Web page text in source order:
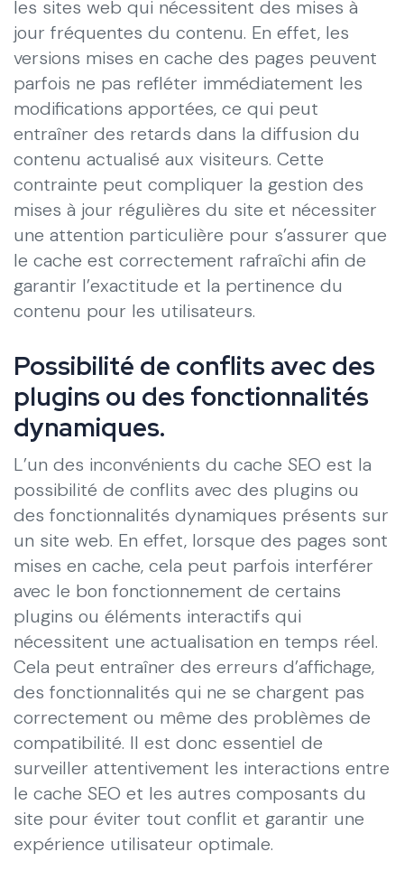
les sites web qui nécessitent des mises à
jour fréquentes du contenu. En effet, les
versions mises en cache des pages peuvent
parfois ne pas refléter immédiatement les
modifications apportées, ce qui peut
entraîner des retards dans la diffusion du
contenu actualisé aux visiteurs. Cette
contrainte peut compliquer la gestion des
mises à jour régulières du site et nécessiter
une attention particulière pour s’assurer que
le cache est correctement rafraîchi afin de
garantir l’exactitude et la pertinence du
contenu pour les utilisateurs.
Possibilité de conflits avec des
plugins ou des fonctionnalités
dynamiques.
L’un des inconvénients du cache SEO est la
possibilité de conflits avec des plugins ou
des fonctionnalités dynamiques présents sur
un site web. En effet, lorsque des pages sont
mises en cache, cela peut parfois interférer
avec le bon fonctionnement de certains
plugins ou éléments interactifs qui
nécessitent une actualisation en temps réel.
Cela peut entraîner des erreurs d’affichage,
des fonctionnalités qui ne se chargent pas
correctement ou même des problèmes de
compatibilité. Il est donc essentiel de
surveiller attentivement les interactions entre
le cache SEO et les autres composants du
site pour éviter tout conflit et garantir une
expérience utilisateur optimale.